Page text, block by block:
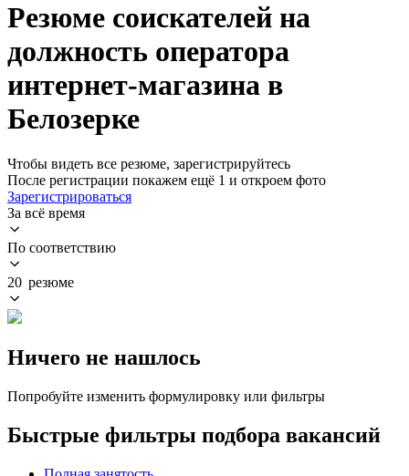
Резюме соискателей на
должность оператора
интернет-магазина в
Белозерке
Чтобы видеть все резюме, зарегистрируйтесь
После регистрации покажем ещё 1 и откроем фото
Зарегистрироваться
За всё время
По соответствию
20 резюме
Ничего не нашлось
Попробуйте изменить формулировку или фильтры
Быстрые фильтры подбора вакансий